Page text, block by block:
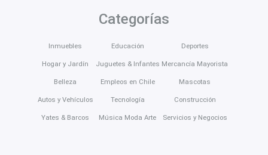
Categorías
Inmuebles
Hogar y Jardín
Belleza
Autos y Vehículos
Yates & Barcos
Educación
Juguetes & Infantes
Empleos en Chile
Tecnología
Música Moda Arte
Deportes
Mercancía Mayorista
Mascotas
Construcción
Servicios y Negocios